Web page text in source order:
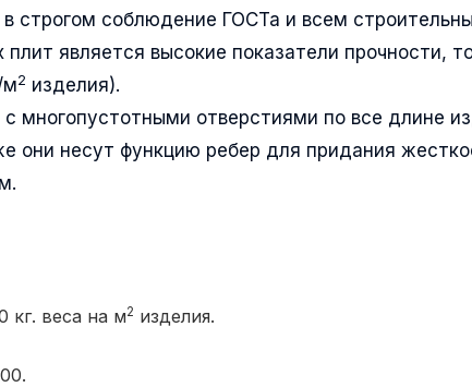
в строгом соблюдение ГОСТа и всем
является высокие показатели прочности,
м2 изделия).
с многопустотными отверстиями по все длине
они несут функцию ребер для придания
кг. веса на м2 изделия.